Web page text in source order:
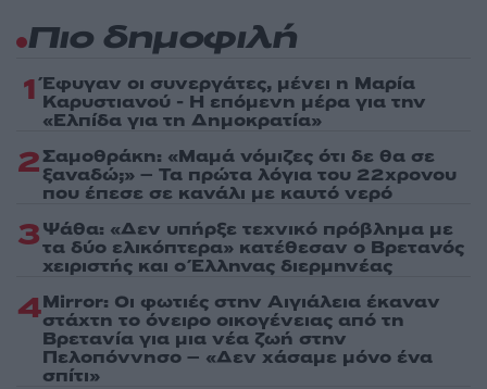
Πιο δημοφιλή
1 Έφυγαν οι συνεργάτες, μένει η Μαρία
Καρυστιανού - Η επόμενη μέρα για την
«Ελπίδα για τη Δημοκρατία»
2Σαμοθράκη: «Μαμά νόμιζες ότι δε θα σε
ξαναδώ;» – Τα πρώτα λόγια του 22χρονου
που έπεσε σε κανάλι με καυτό νερό
3Ψάθα: «Δεν υπήρξε τεχνικό πρόβλημα με
τα δύο ελικόπτερα» κατέθεσαν ο Βρετανός
χειριστής και ο Έλληνας διερμηνέας
4Mirror: Οι φωτιές στην Αιγιάλεια έκαναν
στάχτη το όνειρο οικογένειας από τη
Βρετανία για μια νέα ζωή στην
Πελοπόννησο – «Δεν χάσαμε μόνο ένα
σπίτι»